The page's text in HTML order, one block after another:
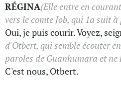
RÉGINA(Elle entre en
vers le comte Job, qui 1a suit
Oui, je puis courir. Voyez,
d'Otbert, qui semble écouter
paroles de Guanhumara et ne
C'est nous, Otbert.